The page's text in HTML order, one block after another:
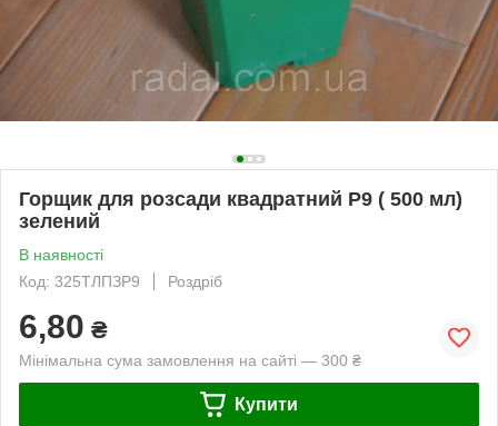
Горщик для розсади квадратний P9 ( 500 мл)
зелений
В наявності
Код: 325ТЛПЗP9
Роздріб
6,80 ₴
Мінімальна сума замовлення на сайті — 300 ₴
Купити